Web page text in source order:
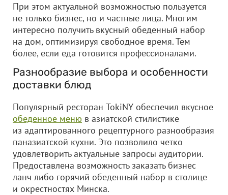
При этом актуальной возможностью пользуется
не только бизнес, но и частные лица. Многим
интересно получить вкусный обеденный набор
на дом, оптимизируя свободное время. Тем
более, если еда готовится профессионалами.
Разнообразие выбора и особенности
доставки блюд
Популярный ресторан TokiNY обеспечил вкусное
обеденное меню в азиатской стилистике
из адаптированного рецептурного разнообразия
паназиатской кухни. Это позволило четко
удовлетворить актуальные запросы аудитории.
Предоставлена возможность заказать бизнес
ланч либо горячий обеденный набор в столице
и окрестностях Минска.